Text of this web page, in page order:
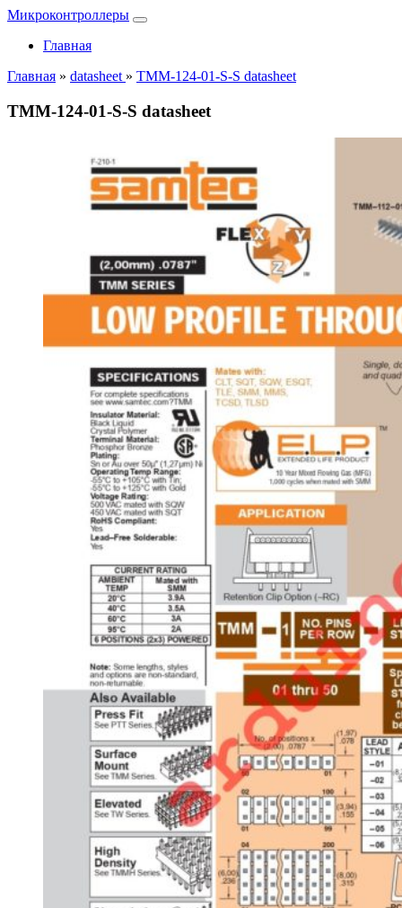
Микроконтроллеры
Главная
Главная » datasheet » TMM-124-01-S-S datasheet
TMM-124-01-S-S datasheet